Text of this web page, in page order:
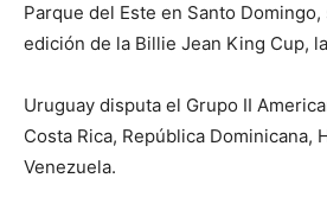
Parque del Este en Santo
edición de la Billie Jean King Cup,
Uruguay disputa el Grupo II
Costa Rica, República Dominicana,
Venezuela.